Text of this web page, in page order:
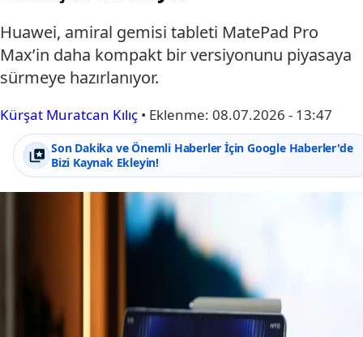
Huawei, amiral gemisi tableti MatePad Pro
Max’in daha kompakt bir versiyonunu piyasaya
sürmeye hazırlanıyor.
Kürşat Muratcan Kılıç • Eklenme: 08.07.2026 - 13:47
Son Dakika ve Önemli Haberler İçin Google Haberler'de
Bizi Kaynak Ekleyin!